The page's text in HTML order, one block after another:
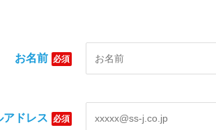
お名前 必須
アドレス 必須